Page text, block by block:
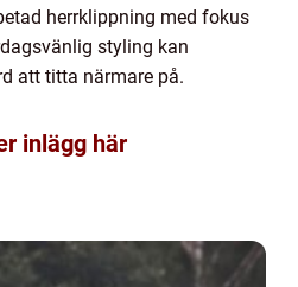
herrklippning med fokus
styling kan
att titta närmare på.
inlägg här